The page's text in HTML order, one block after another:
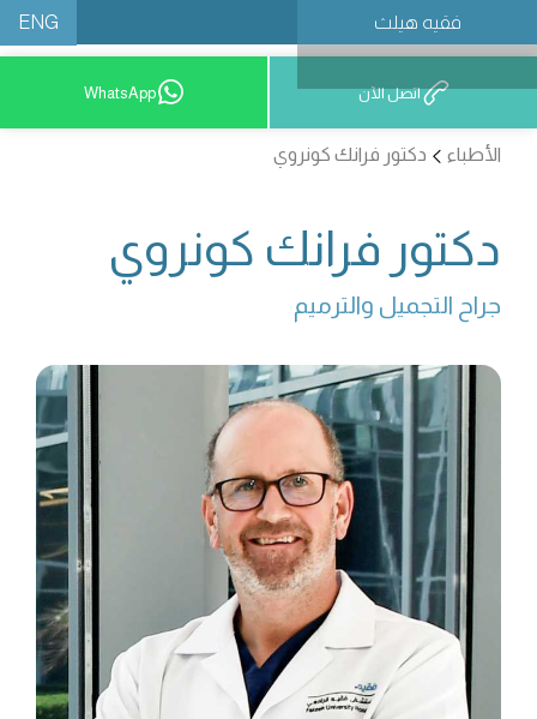
فقيه هيلث ENG
احجز موعدًا اتصل الآن WhatsApp
الأطباء دكتور فرانك كونروي
دكتور فرانك كونروي
جراح التجميل والترميم